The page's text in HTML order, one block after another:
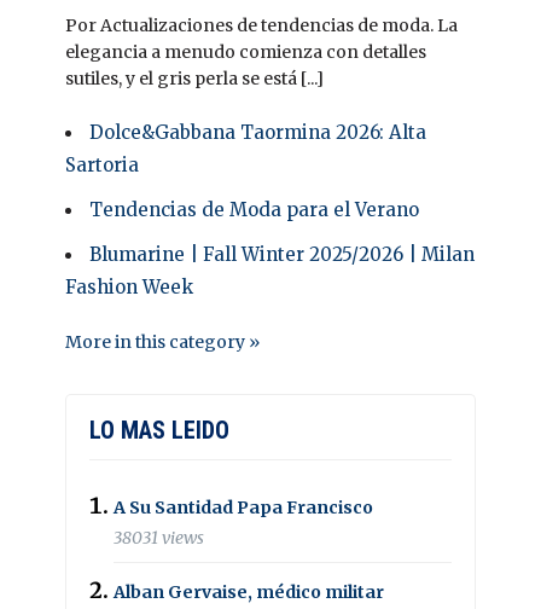
Por Actualizaciones de tendencias de moda. La
elegancia a menudo comienza con detalles
sutiles, y el gris perla se está [...]
Dolce&Gabbana Taormina 2026: Alta
Sartoria
Tendencias de Moda para el Verano
Blumarine | Fall Winter 2025/2026 | Milan
Fashion Week
More in this category »
LO MAS LEIDO
A Su Santidad Papa Francisco
38031 views
Alban Gervaise, médico militar